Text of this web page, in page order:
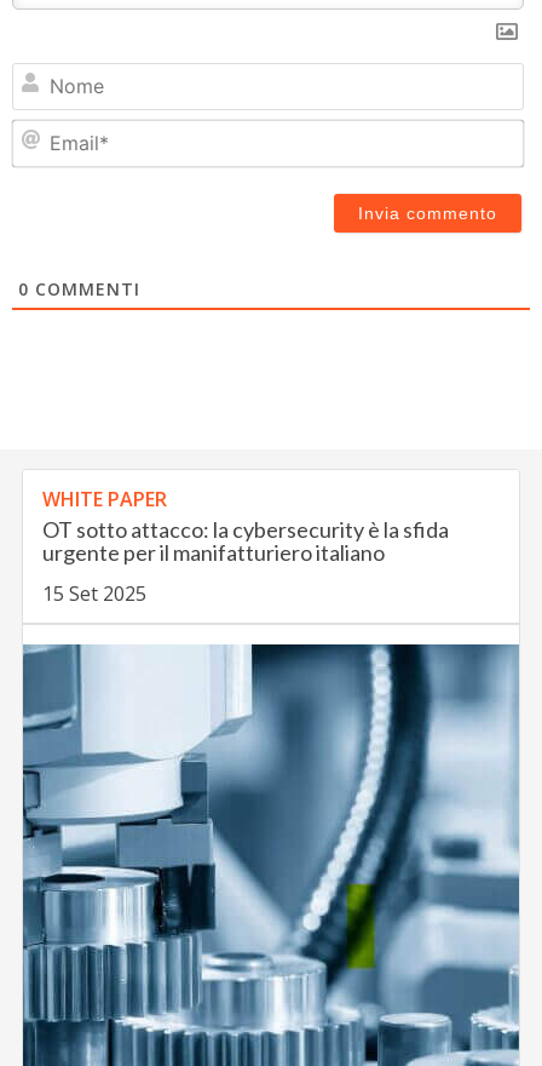
0 COMMENTI
WHITE PAPER
OT sotto attacco: la cybersecurity è la sfida
urgente per il manifatturiero italiano
15 Set 2025